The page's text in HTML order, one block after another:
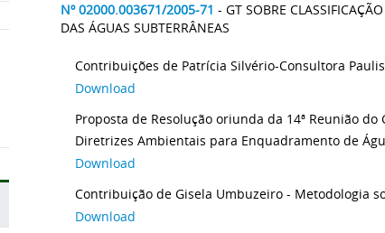
Nº 02000.003671/2005-71 - GT SOBRE
DAS ÁGUAS SUBTERRÂNEAS
Contribuições de Patrícia Silvério-Consultora
Download
Proposta de Resolução oriunda da 14ª Reunião
Diretrizes Ambientais para Enquadramento de
Download
Contribuição de Gisela Umbuzeiro - Metodologia
Download